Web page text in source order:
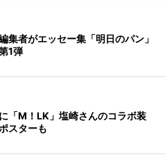
集者がエッセー集「明日のパン」
1弾
「M！LK」塩崎さんのコラボ装
スターも